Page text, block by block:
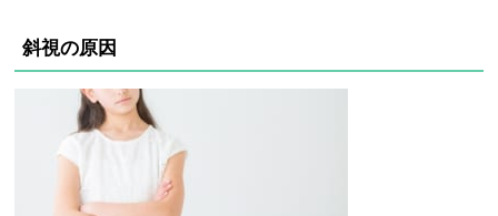
斜視の原因